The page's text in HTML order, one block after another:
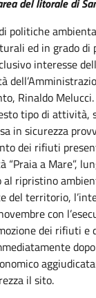
politiche
ed in grado
interesse
Rinaldo
tipo di attività,
in sicurezza
dei rifiuti
“Praia a Mare”,
al ripristino
del territorio,
con
dei rifiuti e
il sito.